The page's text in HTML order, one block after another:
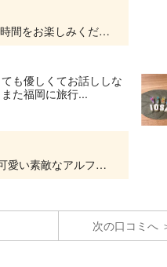
ありがとうございました。 素敵な作品に感動でした。 お花と香りで癒される時間をお楽しみください。
も優しくてお話ししな
た福岡に旅行...
旅のお話など聞かせていただき、楽しい時間を過ごさせていただきました。 可愛い素敵なアルファベットサシェが出来ましたね。旅行の思い出と一緒に飾ってくださいね。 ありがとうございました。
次の口コミへ